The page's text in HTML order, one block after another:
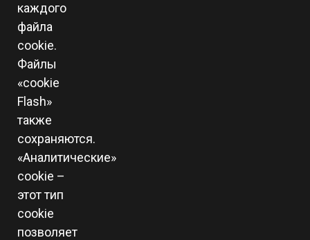
каждого
файла
cookie.
Файлы
«cookie
Flash»
также
сохраняются.
«Аналитические»
cookie –
этот тип
cookie
позволяет